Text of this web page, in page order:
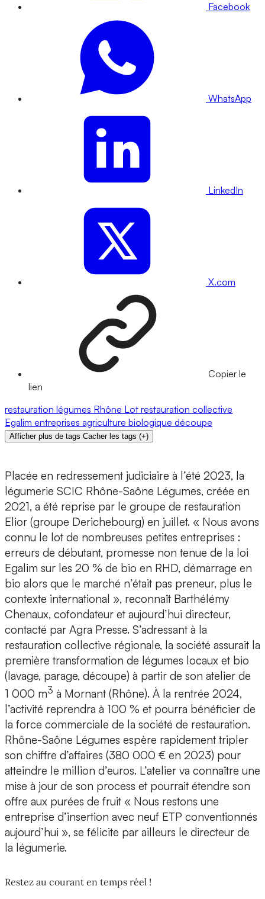
Facebook
WhatsApp
LinkedIn
X.com
Copier le
lien
restauration légumes Rhône Lot restauration collective
Egalim entreprises agriculture biologique découpe
Afficher plus de tags Cacher les tags (+)
Placée en redressement judiciaire à l’été 2023, la
légumerie SCIC Rhône-Saône Légumes, créée en
2021, a été reprise par le groupe de restauration
Elior (groupe Derichebourg) en juillet. « Nous avons
connu le lot de nombreuses petites entreprises :
erreurs de débutant, promesse non tenue de la loi
Egalim sur les 20 % de bio en RHD, démarrage en
bio alors que le marché n’était pas preneur, plus le
contexte international », reconnaît Barthélémy
Chenaux, cofondateur et aujourd’hui directeur,
contacté par Agra Presse. S’adressant à la
restauration collective régionale, la société assurait la
première transformation de légumes locaux et bio
(lavage, parage, découpe) à partir de son atelier de
1 000 m3 à Mornant (Rhône). À la rentrée 2024,
l’activité reprendra à 100 % et pourra bénéficier de
la force commerciale de la société de restauration.
Rhône-Saône Légumes espère rapidement tripler
son chiffre d’affaires (380 000 € en 2023) pour
atteindre le million d’euros. L’atelier va connaître une
mise à jour de son process et pourrait étendre son
offre aux purées de fruit « Nous restons une
entreprise d’insertion avec neuf ETP conventionnés
aujourd’hui », se félicite par ailleurs le directeur de
la légumerie.
Restez au courant en temps réel !